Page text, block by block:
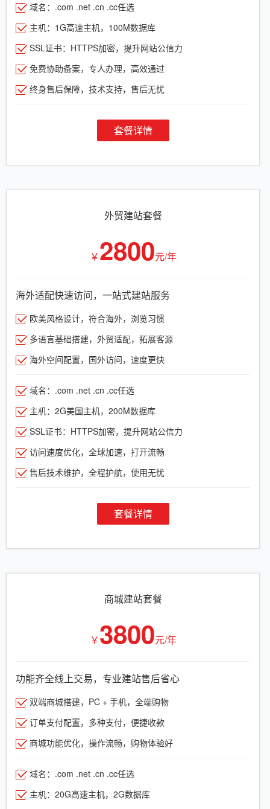
域名：.com .net .cn .cc任选
主机：1G高速主机，100M数据库
SSL证书：HTTPS加密，提升网站公信力
免费协助备案，专人办理，高效通过
终身售后保障，技术支持，售后无忧
套餐详情
外贸建站套餐
￥2800元/年
海外适配快速访问，一站式建站服务
欧美风格设计，符合海外，浏览习惯
多语言基础搭建，外贸适配，拓展客源
海外空间配置，国外访问，速度更快
域名：.com .net .cn .cc任选
主机：2G美国主机，200M数据库
SSL证书：HTTPS加密，提升网站公信力
访问速度优化，全球加速，打开流畅
售后技术维护，全程护航，使用无忧
套餐详情
商城建站套餐
￥3800元/年
功能齐全线上交易，专业建站售后省心
双端商城搭建，PC + 手机，全端购物
订单支付配置，多种支付，便捷收款
商城功能优化，操作流畅，购物体验好
域名：.com .net .cn .cc任选
主机：20G高速主机，2G数据库